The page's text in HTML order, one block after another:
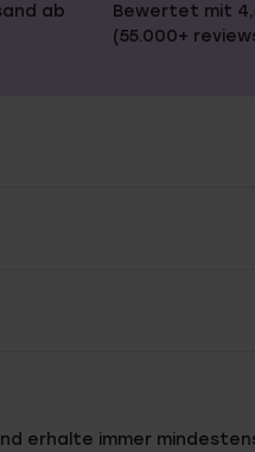
ab
Bewertet mit
(55.000+
erhalte immer